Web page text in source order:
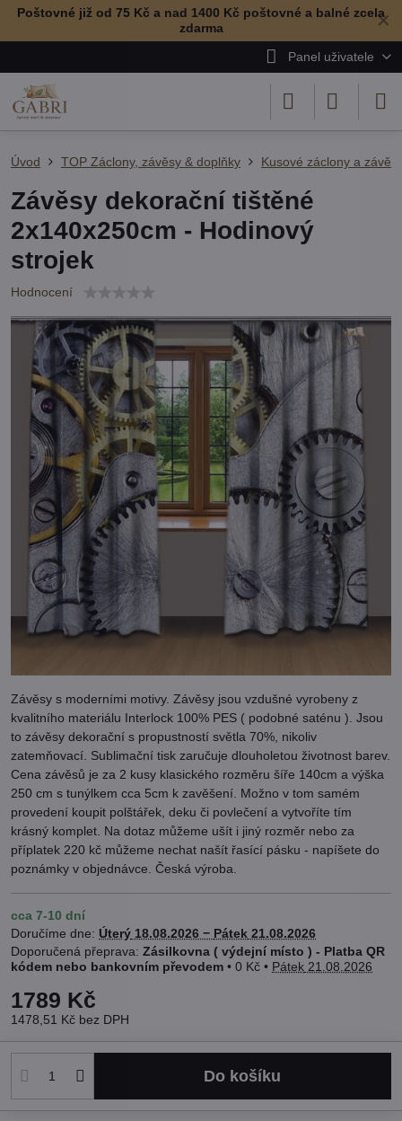
✕
Poštovné již od 75 Kč a nad 1400 Kč poštovné a balné zcela
zdarma
Panel uživatele
Úvod TOP Záclony, závěsy & doplňky Kusové záclony a
Závěsy dekorační tištěné
2x140x250cm - Hodinový
strojek
Hodnocení
Závěsy s moderními motivy. Závěsy jsou vzdušné vyrobeny z
kvalitního materiálu Interlock 100% PES ( podobné saténu ). Jsou
to závěsy dekorační s propustností světla 70%, nikoliv
zatemňovací. Sublimační tisk zaručuje dlouholetou životnost barev.
Cena závěsů je za 2 kusy klasického rozměru šíře 140cm a výška
250 cm s tunýlkem cca 5cm k zavěšení. Možno v tom samém
provedení koupit polštářek, deku či povlečení a vytvoříte tím
krásný komplet. Na dotaz můžeme ušít i jiný rozměr nebo za
příplatek 220 kč můžeme nechat našít řasící pásku - napíšete do
poznámky v objednávce. Česká výroba.
cca 7-10 dní
Doručíme dne: Úterý 18.08.2026 − Pátek 21.08.2026
Zásilkovna ( výdejní místo ) - Platba QR
kódem nebo bankovním převodem • 0 Kč • Pátek 21.08.2026
1789 Kč
1478,51 Kč bez DPH
Do košíku